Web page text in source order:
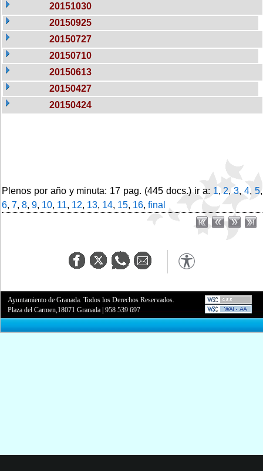
20151030
20150925
20150727
20150710
20150613
20150427
20150424
Plenos por año y minuta: 17 pag. (445 docs.) ir a: 1,2,3,4,5,
6, 7, 8, 9, 10, 11, 12, 13, 14, 15, 16, final
Ayuntamiento de Granada. Todos los Derechos Reservados.
Plaza del Carmen,18071 Granada |958 539 697